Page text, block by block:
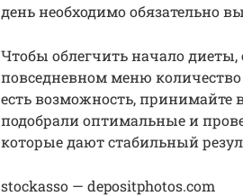
день необходимо обязательно
Чтобы облегчить начало диеты,
повседневном меню количество
есть возможность,
подобрали оптимальные и
которые дают стабильный
stockasso — depositphotos.com